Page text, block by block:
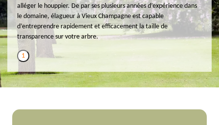
alléger le houppier. De par ses plusieurs années d’expérience dans
le domaine, élagueur à Vieux Champagne est capable
d’entreprendre rapidement et efficacement la taille de
transparence sur votre arbre.
1